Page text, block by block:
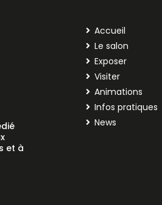
et à
Accueil
Le salon
Exposer
Visiter
Animations
Infos pratiques
News